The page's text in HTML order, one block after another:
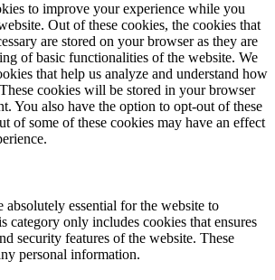
to improve your experience while you
Out of these cookies, the cookies that
are stored on your browser as they are
of basic functionalities of the website. We
that help us analyze and understand how
cookies will be stored in your browser
You also have the option to opt-out of these
of some of these cookies may have an effect
absolutely essential for the website to
category only includes cookies that ensures
security features of the website. These
personal information.